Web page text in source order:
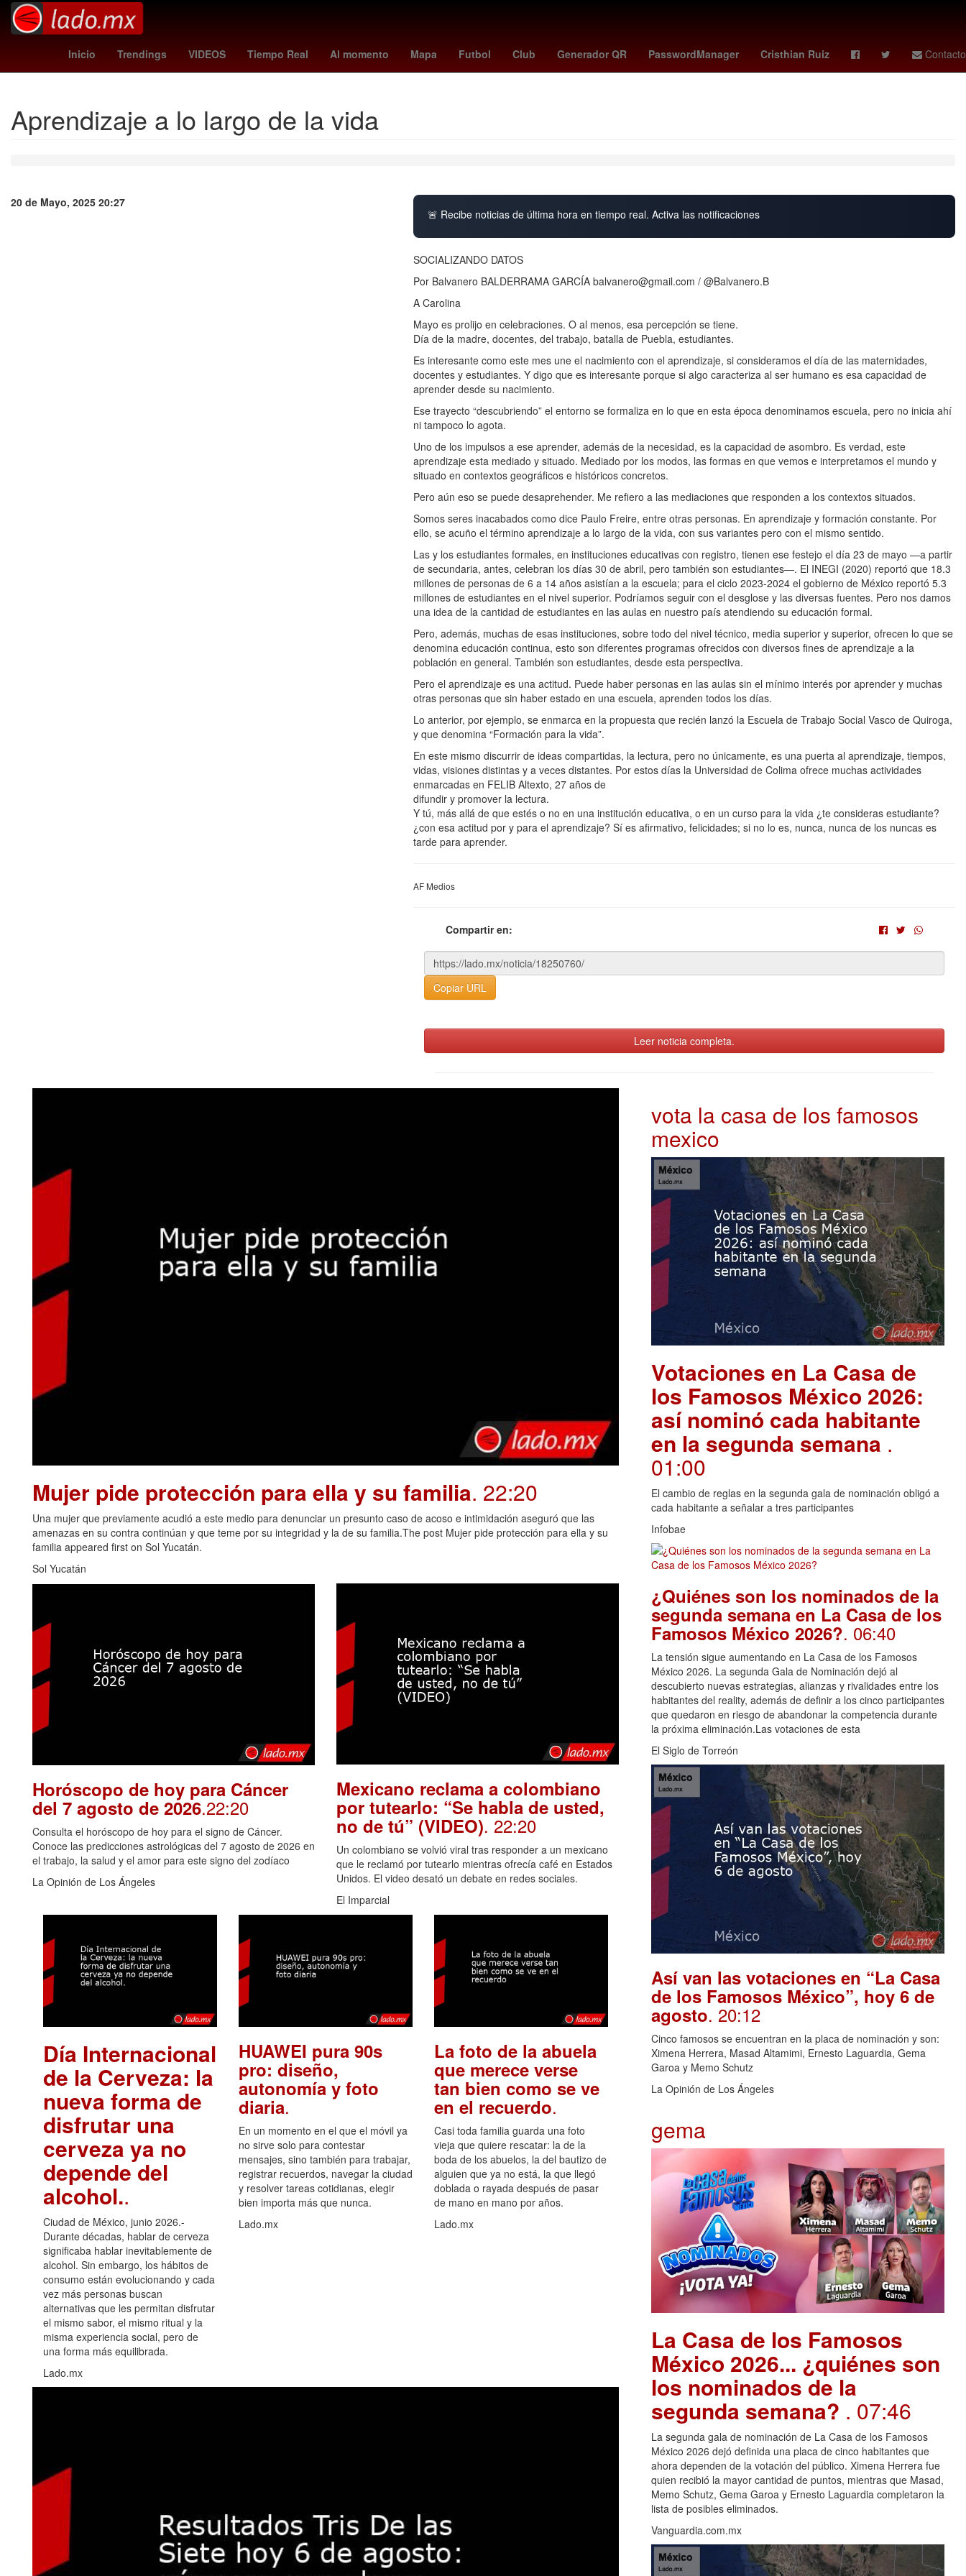
Inicio Trendings VIDEOS Tiempo Real Al momento Mapa Futbol Club Generador QR PasswordManager Cristhian Ruiz Contacto
Monterrey Metal Fest millonarios - cúcuta rangers - reds munetaka murakami celtics - raptors UEFA Europa League osasuna misa domingo de pascua Lewis Hamilton raptors - celtics
Aprendizaje a lo largo de la vida
20 de Mayo, 2025 20:27
🚨 Recibe noticias de última hora en tiempo real. Activa las notificaciones
SOCIALIZANDO DATOS
Por Balvanero BALDERRAMA GARCÍA balvanero@gmail.com / @Balvanero.B
A Carolina
Mayo es prolijo en celebraciones. O al menos, esa percepción se tiene.
Día de la madre, docentes, del trabajo, batalla de Puebla, estudiantes.
Es interesante como este mes une el nacimiento con el aprendizaje, si consideramos el día de las maternidades,
docentes y estudiantes. Y digo que es interesante porque si algo caracteriza al ser humano es esa capacidad de
aprender desde su nacimiento.
Ese trayecto “descubriendo” el entorno se formaliza en lo que en esta época denominamos escuela, pero no inicia ahí
ni tampoco lo agota.
Uno de los impulsos a ese aprender, además de la necesidad, es la capacidad de asombro. Es verdad, este
aprendizaje esta mediado y situado. Mediado por los modos, las formas en que vemos e interpretamos el mundo y
situado en contextos geográficos e históricos concretos.
Pero aún eso se puede desaprehender. Me refiero a las mediaciones que responden a los contextos situados.
Somos seres inacabados como dice Paulo Freire, entre otras personas. En aprendizaje y formación constante. Por
ello, se acuño el término aprendizaje a lo largo de la vida, con sus variantes pero con el mismo sentido.
Las y los estudiantes formales, en instituciones educativas con registro, tienen ese festejo el día 23 de mayo —a partir
de secundaria, antes, celebran los días 30 de abril, pero también son estudiantes—. El INEGI (2020) reportó que 18.3
millones de personas de 6 a 14 años asistían a la escuela; para el ciclo 2023-2024 el gobierno de México reportó 5.3
millones de estudiantes en el nivel superior. Podríamos seguir con el desglose y las diversas fuentes. Pero nos damos
una idea de la cantidad de estudiantes en las aulas en nuestro país atendiendo su educación formal.
Pero, además, muchas de esas instituciones, sobre todo del nivel técnico, media superior y superior, ofrecen lo que se
denomina educación continua, esto son diferentes programas ofrecidos con diversos fines de aprendizaje a la
población en general. También son estudiantes, desde esta perspectiva.
Pero el aprendizaje es una actitud. Puede haber personas en las aulas sin el mínimo interés por aprender y muchas
otras personas que sin haber estado en una escuela, aprenden todos los días.
Lo anterior, por ejemplo, se enmarca en la propuesta que recién lanzó la Escuela de Trabajo Social Vasco de Quiroga,
y que denomina “Formación para la vida”.
En este mismo discurrir de ideas compartidas, la lectura, pero no únicamente, es una puerta al aprendizaje, tiempos,
vidas, visiones distintas y a veces distantes. Por estos días la Universidad de Colima ofrece muchas actividades
enmarcadas en FELIB Altexto, 27 años de
difundir y promover la lectura.
Y tú, más allá de que estés o no en una institución educativa, o en un curso para la vida ¿te consideras estudiante?
¿con esa actitud por y para el aprendizaje? Sí es afirmativo, felicidades; si no lo es, nunca, nunca de los nuncas es
tarde para aprender.
AF Medios
Compartir en:
Copiar URL
Leer noticia completa.
Mujer pide protección para ella y su familia. 22:20
Una mujer que previamente acudió a este medio para denunciar un presunto caso de acoso e intimidación aseguró que las
amenazas en su contra continúan y que teme por su integridad y la de su familia.The post Mujer pide protección para ella y su
familia appeared first on Sol Yucatán.
Sol Yucatán
Horóscopo de hoy para Cáncer
del 7 agosto de 2026.22:20
Consulta el horóscopo de hoy para el signo de Cáncer.
Conoce las predicciones astrológicas del 7 agosto de 2026 en
el trabajo, la salud y el amor para este signo del zodíaco
La Opinión de Los Ángeles
Mexicano reclama a colombiano
por tutearlo: “Se habla de usted,
no de tú” (VIDEO). 22:20
Un colombiano se volvió viral tras responder a un mexicano
que le reclamó por tutearlo mientras ofrecía café en Estados
Unidos. El video desató un debate en redes sociales.
El Imparcial
Día Internacional
de la Cerveza: la
nueva forma de
disfrutar una
cerveza ya no
depende del
alcohol..
Ciudad de México, junio 2026.-
Durante décadas, hablar de cerveza
significaba hablar inevitablemente de
alcohol. Sin embargo, los hábitos de
consumo están evolucionando y cada
vez más personas buscan
alternativas que les permitan disfrutar
el mismo sabor, el mismo ritual y la
misma experiencia social, pero de
una forma más equilibrada.
Lado.mx
HUAWEI pura 90s
pro: diseño,
autonomía y foto
diaria.
En un momento en el que el móvil ya
no sirve solo para contestar
mensajes, sino también para trabajar,
registrar recuerdos, navegar la ciudad
y resolver tareas cotidianas, elegir
bien importa más que nunca.
Lado.mx
La foto de la abuela
que merece verse
tan bien como se ve
en el recuerdo.
Casi toda familia guarda una foto
vieja que quiere rescatar: la de la
boda de los abuelos, la del bautizo de
alguien que ya no está, la que llegó
doblada o rayada después de pasar
de mano en mano por años.
Lado.mx
vota la casa de los famosos
mexico
Votaciones en La Casa de
los Famosos México 2026:
así nominó cada habitante
en la segunda semana .
01:00
El cambio de reglas en la segunda gala de nominación obligó a
cada habitante a señalar a tres participantes
Infobae
¿Quiénes son los nominados de la
segunda semana en La Casa de los
Famosos México 2026?. 06:40
La tensión sigue aumentando en La Casa de los Famosos
México 2026. La segunda Gala de Nominación dejó al
descubierto nuevas estrategias, alianzas y rivalidades entre los
habitantes del reality, además de definir a los cinco participantes
que quedaron en riesgo de abandonar la competencia durante
la próxima eliminación.Las votaciones de esta
El Siglo de Torreón
Así van las votaciones en “La Casa
de los Famosos México”, hoy 6 de
agosto. 20:12
Cinco famosos se encuentran en la placa de nominación y son:
Ximena Herrera, Masad Altamimi, Ernesto Laguardia, Gema
Garoa y Memo Schutz
La Opinión de Los Ángeles
gema
La Casa de los Famosos
México 2026... ¿quiénes son
los nominados de la
segunda semana? . 07:46
La segunda gala de nominación de La Casa de los Famosos
México 2026 dejó definida una placa de cinco habitantes que
ahora dependen de la votación del público. Ximena Herrera fue
quien recibió la mayor cantidad de puntos, mientras que Masad,
Memo Schutz, Gema Garoa y Ernesto Laguardia completaron la
lista de posibles eliminados.
Vanguardia.com.mx